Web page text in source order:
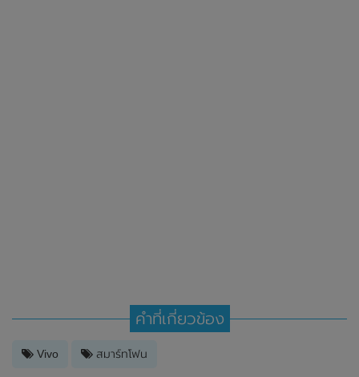
คำที่เกี่ยวข้อง
Vivo สมาร์ทโฟน